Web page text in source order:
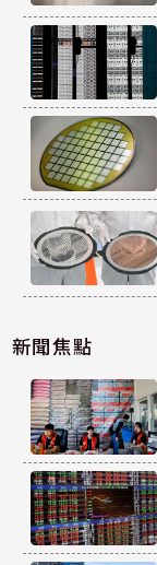
新聞焦點